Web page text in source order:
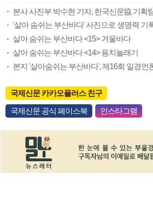
본사 사진부 박수현 기자, 한국신문協 기획
'살아 숨쉬는 부산바다' 사진으로 생명력 기
살아 숨쉬는 부산바다 <15> 겨울바다
살아 숨쉬는 부산바다 <14> 용치놀래기
본지 '살아숨쉬는 부산바다', 제16회 일경언
국제신문 카카오플러스 친구
국제신문 공식 페이스북 인스타그램